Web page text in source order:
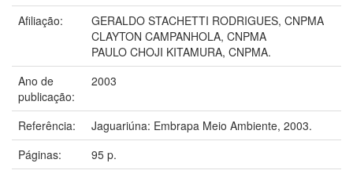
Afiliação:
GERALDO STACHETTI RODRIGUES, CNPMA
CLAYTON CAMPANHOLA, CNPMA
PAULO CHOJI KITAMURA, CNPMA.
Ano de
publicação:
2003
Referência:
Jaguariúna: Embrapa Meio Ambiente, 2003.
Páginas:
95 p.